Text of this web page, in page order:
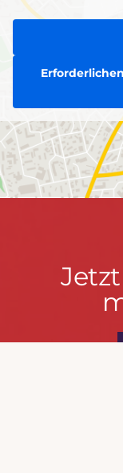
Jetzt